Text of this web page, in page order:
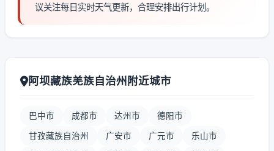
议关注每日实时天气更新，合理安排出行计划。
阿坝藏族羌族自治州附近城市
巴中市 成都市 达州市 德阳市
甘孜藏族自治州 广安市 广元市 乐山市